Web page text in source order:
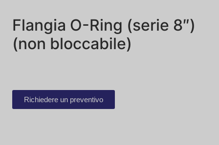
Flangia O-Ring (serie 8″)
(non bloccabile)
Richiedere un preventivo